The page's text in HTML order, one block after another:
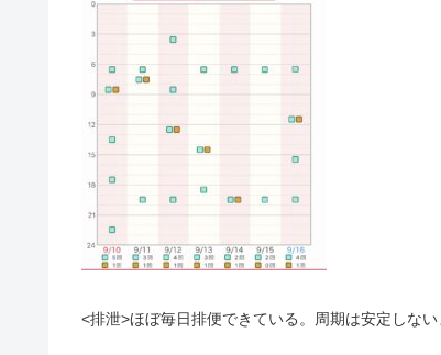
<排泄>ほぼ毎日排便できている。周期は安定しない